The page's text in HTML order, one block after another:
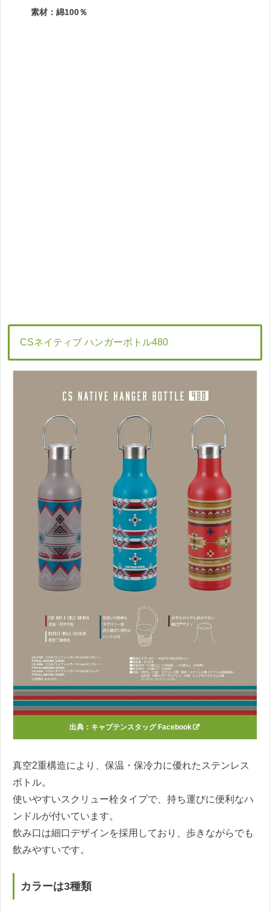
素材：綿100％
CSネイティブ ハンガーボトル480
出典： キャプテンスタッグ Facebook
真空2重構造により、保温・保冷力に優れたステンレス
ボトル。
使いやすいスクリュー栓タイプで、持ち運びに便利なハ
ンドルが付いています。
飲み口は細口デザインを採用しており、歩きながらでも
飲みやすいです。
カラーは3種類